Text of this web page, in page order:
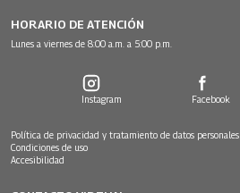
HORARIO DE ATENCIÓN
Lunes a viernes de 8:00 a.m. a 5:00 p.m.
Instagram Facebook
Política de privacidad y tratamiento de datos personales
Condiciones de uso
Accesibilidad